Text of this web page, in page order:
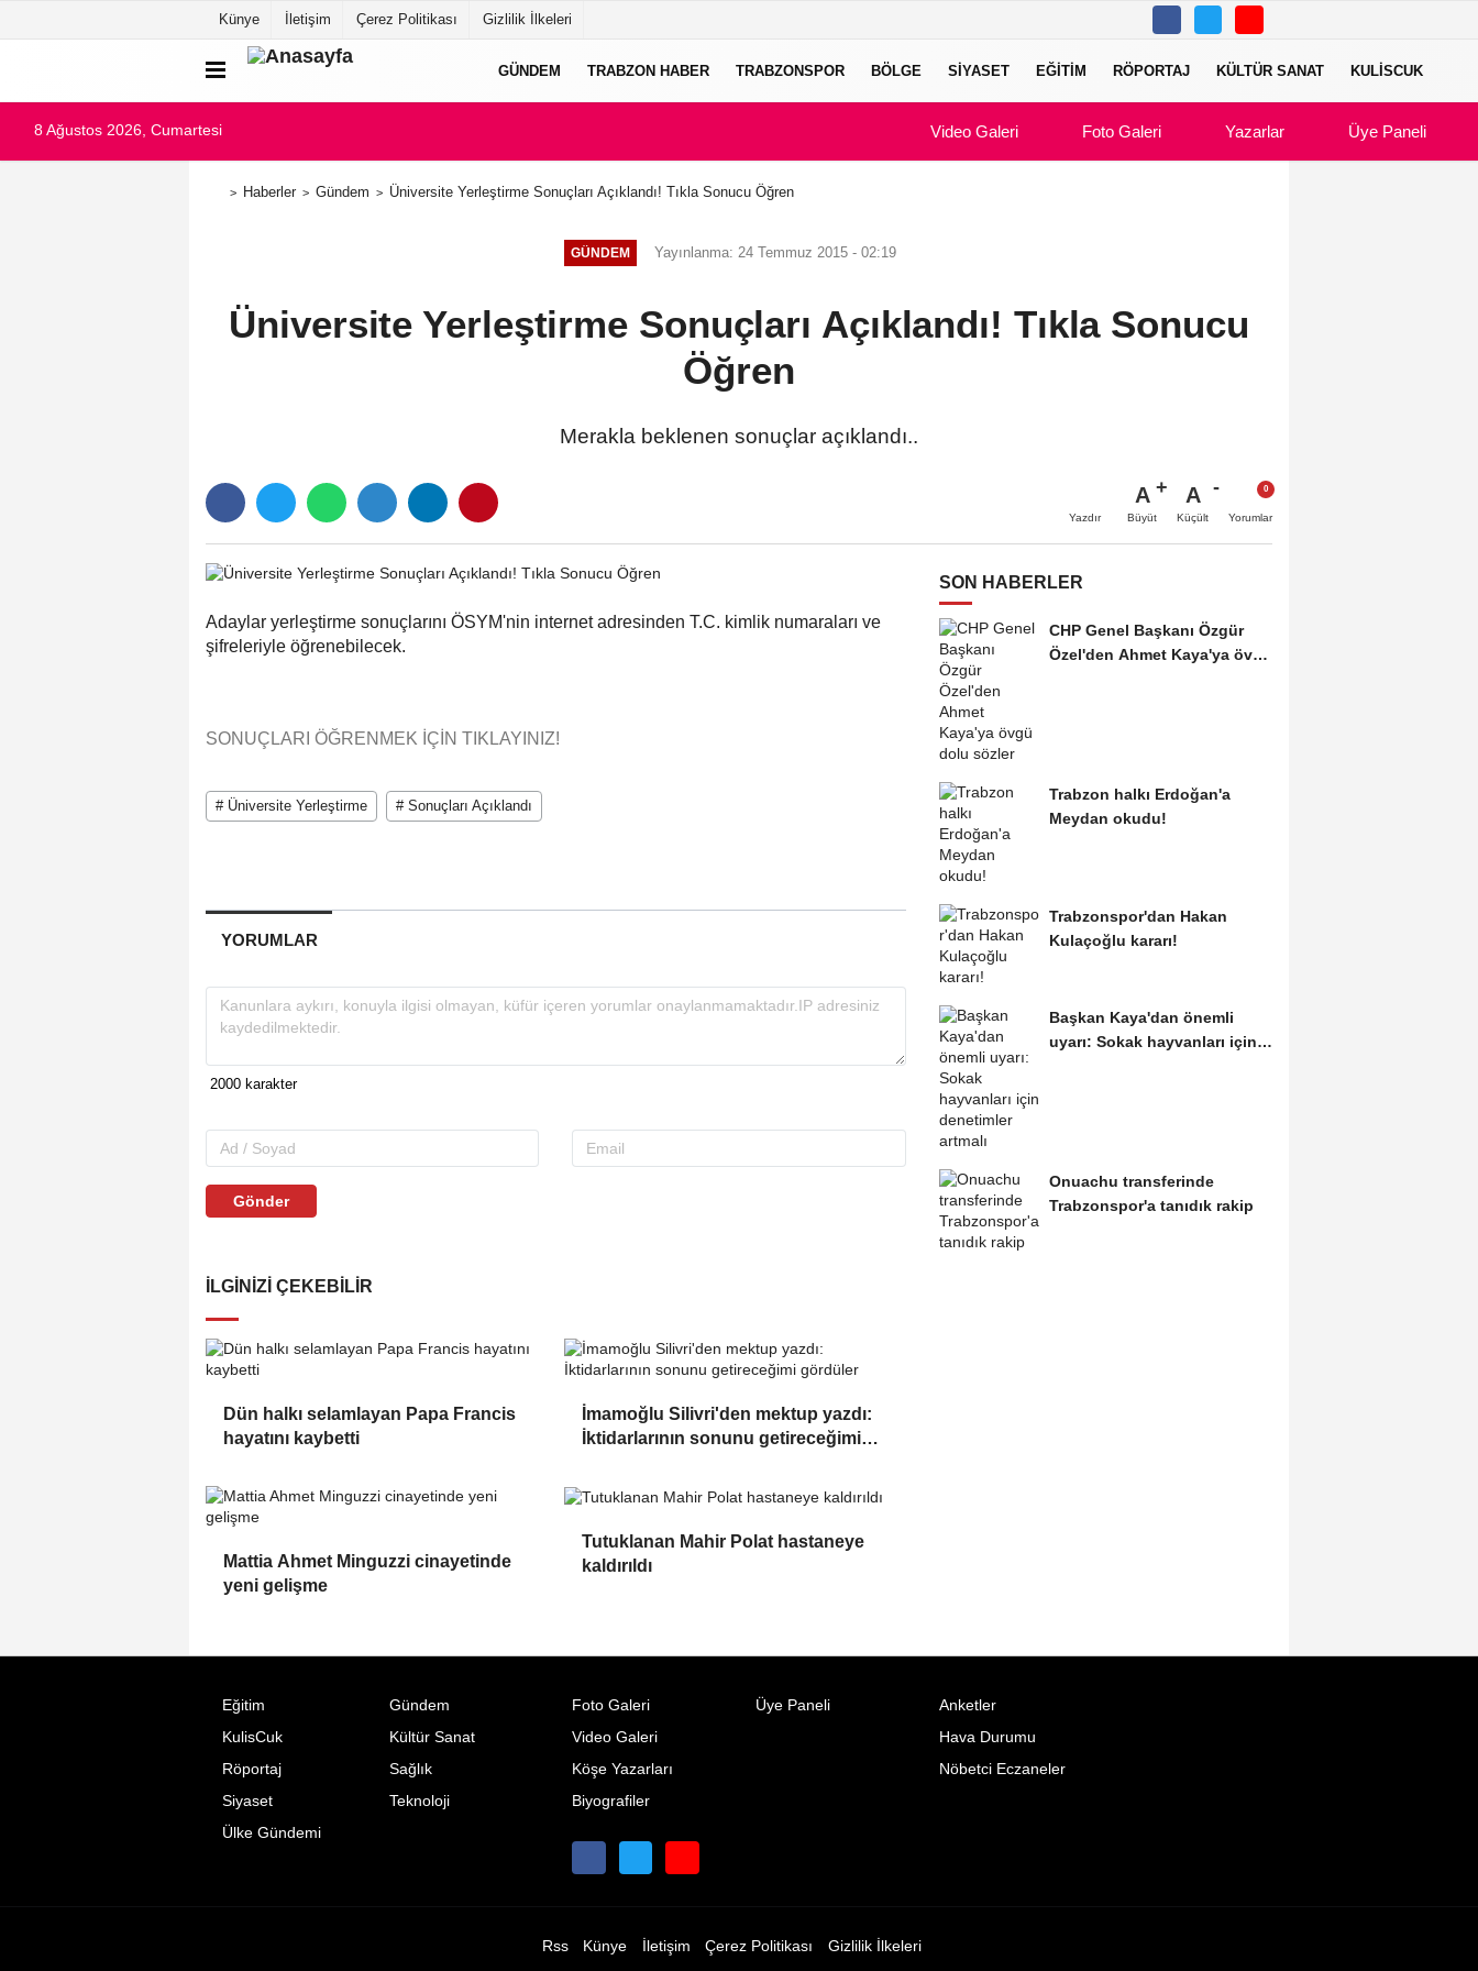
Künye İletişim Çerez Politikası Gizlilik İlkeleri
GÜNDEM TRABZON HABER TRABZONSPOR BÖLGE SIYASET EĞITIM RÖPORTAJ KÜLTÜR SANAT KULISCUK
8 Ağustos 2026, Cumartesi Video Galeri Foto Galeri Yazarlar Üye Paneli
Haberler Gündem Üniversite Yerleştirme Sonuçları Açıklandı! Tıkla Sonucu Öğren
GÜNDEM Yayınlanma: 24 Temmuz 2015 - 02:19
Üniversite Yerleştirme Sonuçları Açıklandı! Tıkla Sonucu
Öğren
Merakla beklenen sonuçlar açıklandı..
Yazdır
A
Büyüt
A
Küçült Yorumlar
Adaylar yerleştirme sonuçlarını ÖSYM'nin internet adresinden T.C. kimlik numaraları ve
şifreleriyle öğrenebilecek.
SONUÇLARI ÖĞRENMEK İÇİN TIKLAYINIZ!
# Üniversite Yerleştirme # Sonuçları Açıklandı
YORUMLAR
Gönder
İLGINIZI ÇEKEBILIR
Dün halkı selamlayan Papa Francis
hayatını kaybetti
İmamoğlu Silivri'den mektup yazdı:
İktidarlarının sonunu getireceğimi
Mattia Ahmet Minguzzi cinayetinde
yeni gelişme
Tutuklanan Mahir Polat hastaneye
kaldırıldı
SON HABERLER
CHP Genel Başkanı Özgür
Özel'den Ahmet Kaya'ya övgü
Trabzon halkı Erdoğan'a
Meydan okudu!
Trabzonspor'dan Hakan
Kulaçoğlu kararı!
Başkan Kaya'dan önemli
uyarı: Sokak hayvanları için
Onuachu transferinde
Trabzonspor'a tanıdık rakip
Eğitim
Gündem
KulisCuk
Kültür Sanat
Röportaj
Sağlık
Siyaset
Teknoloji
Ülke Gündemi
Foto Galeri
Video Galeri
Köşe Yazarları
Biyografiler
Üye Paneli
Anketler
Hava Durumu
Nöbetci Eczaneler
Rss Künye İletişim Çerez Politikası Gizlilik İlkeleri